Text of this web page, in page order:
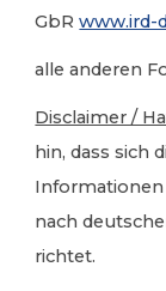
GbRwww.ird-
alle anderen
Disclaimer /
hin, dass sich
Informationen
nach
richtet.